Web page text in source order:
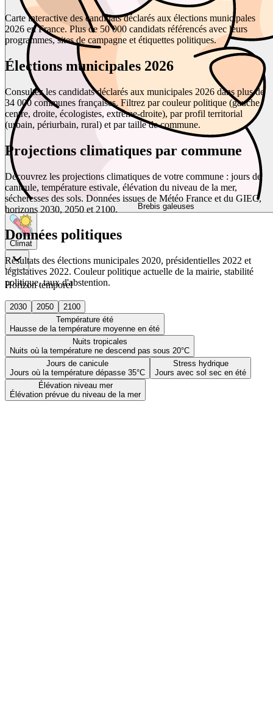
Brebis galeuses
Climat
Horizon temporel
2030 2050
2100
Température été
Hausse de la température moyenne en été
Nuits tropicales
Nuits où la température ne descend pas sous 20°C
Jours de canicule
Jours où la température dépasse 35°C
Stress hydrique
Jours avec sol sec en été
Élévation niveau mer
Élévation prévue du niveau de la mer
Carte interactive des candidats déclarés aux élections municipales
2026 en France. Plus de 50 000 candidats référencés avec leurs
programmes, sites de campagne et étiquettes politiques.
Élections municipales 2026
Consultez les candidats déclarés aux municipales 2026 dans plus de
34 000 communes françaises. Filtrez par couleur politique (gauche,
centre, droite, écologistes, extrême-droite), par profil territorial
(urbain, périurbain, rural) et par taille de commune.
Projections climatiques par commune
Découvrez les projections climatiques de votre commune : jours de
canicule, température estivale, élévation du niveau de la mer,
sécheresses des sols. Données issues de Météo France et du GIEC,
horizons 2030, 2050 et 2100.
Données politiques
Résultats des élections municipales 2020, présidentielles 2022 et
législatives 2022. Couleur politique actuelle de la mairie, stabilité
politique, taux d'abstention.